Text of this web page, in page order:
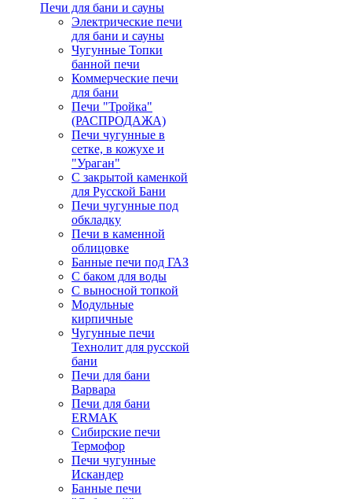
Печи для бани и сауны
Электрические печи
для бани и сауны
Чугунные Топки
банной печи
Коммерческие печи
для бани
Печи "Тройка"
(РАСПРОДАЖА)
Печи чугунные в
сетке, в кожухе и
"Ураган"
С закрытой каменкой
для Русской Бани
Печи чугунные под
обкладку
Печи в каменной
облицовке
Банные печи под ГАЗ
С баком для воды
С выносной топкой
Модульные
кирпичные
Чугунные печи
Технолит для русской
бани
Печи для бани
Варвара
Печи для бани
ERMAK
Сибирские печи
Термофор
Печи чугунные
Искандер
Банные печи